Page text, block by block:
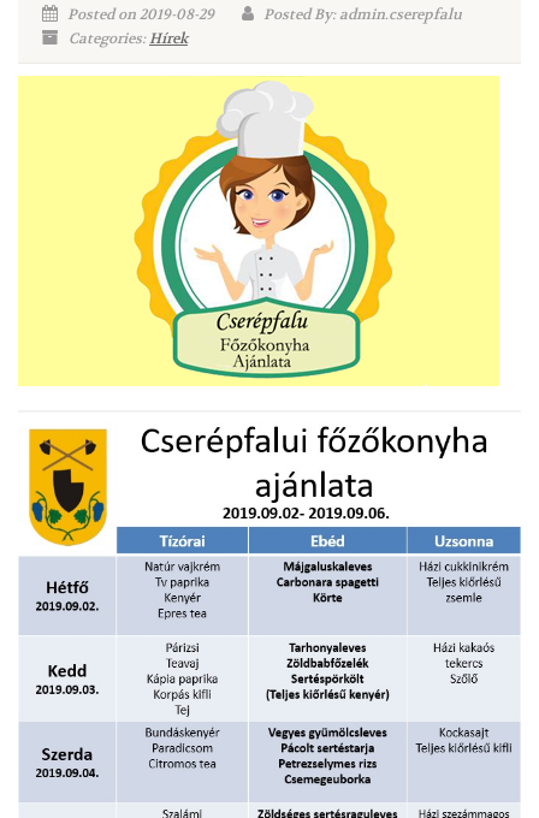
Posted on 2019-08-29
Posted By: admin.cserepfalu
Categories:Hírek